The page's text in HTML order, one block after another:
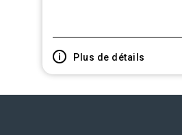
Plus de détails